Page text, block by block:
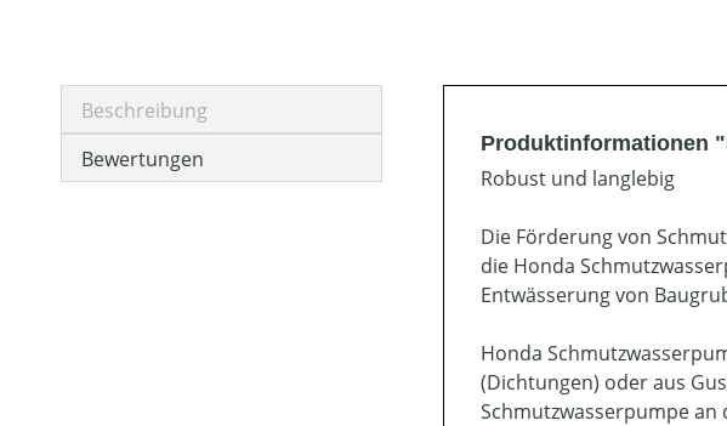
Beschreibung
Bewertungen
Produktinformationen
Robust und langlebig
Die Förderung von
die Honda
Entwässerung von
Honda
(Dichtungen) oder aus
Schmutzwasserpumpe